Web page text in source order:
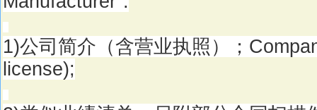
1)公司简介（含营业执照）；
license);